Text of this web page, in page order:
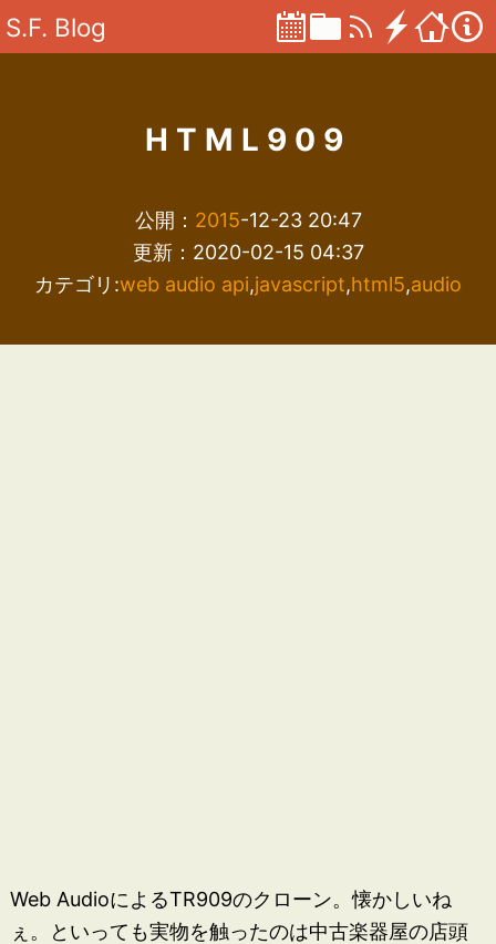
S.F. Blog
HTML909
公開： 2015-12-23 20:47
更新：2020-02-15 04:37
カテゴリ:web audio api,javascript,html5,audio
Web AudioによるTR909のクローン。懐かしいね
ぇ。といっても実物を触ったのは中古楽器屋の店頭